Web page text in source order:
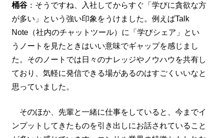
桶谷 ：そうですね、入社してからすぐ「学びに貪欲な方
が多い」という強い印象をうけました。例えばTalk
Note（社内のチャットツール）に「学びシェア」とい
うノートを見たときはいい意味でギャップを感じまし
た。そのノートでは日々のナレッジやノウハウを共有し
ており、気軽に発信できる場があるのはすごくいいなと
思っていました。
そのほか、先輩と一緒に仕事をしていると、今までイ
ンプットしてきたものを引き出しにお話されていること